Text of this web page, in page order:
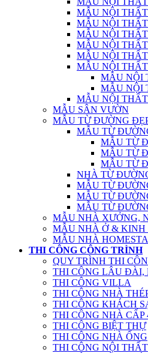
MẪU NỘI
MẪU NỘI
MẪU NỘI
MẪU NỘI
MẪU NỘI
MẪU NỘI
MẪU NỘI
MẪU NỘI
MẪU NỘI
MẪU SÂN VƯỜN
MẪU TỪ ĐƯỜNG
MẪU TỪ
MẪU TỪ
MẪU TỪ
MẪU TỪ
NHÀ TỪ
MẪU TỪ
MẪU TỪ
MẪU TỪ
MẪU NHÀ XƯỞNG,
MẪU NHÀ Ở & KINH
MẪU NHÀ
THI CÔNG CÔNG TRÌNH
QUY TRÌNH THI
THI CÔNG LÂU ĐÀI,
THI CÔNG VILLA
THI CÔNG NHÀ
THI CÔNG KHÁCH
THI CÔNG NHÀ CẤP
THI CÔNG BIỆT THỰ
THI CÔNG NHÀ ỐNG
THI CÔNG NỘI THẤT